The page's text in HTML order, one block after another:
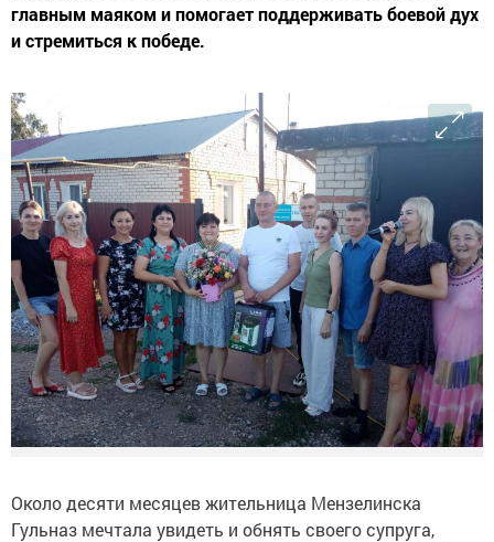
главным маяком и помогает поддерживать боевой дух
и стремиться к победе.
Около десяти месяцев жительница Мензелинска
Гульназ мечтала увидеть и обнять своего супруга,